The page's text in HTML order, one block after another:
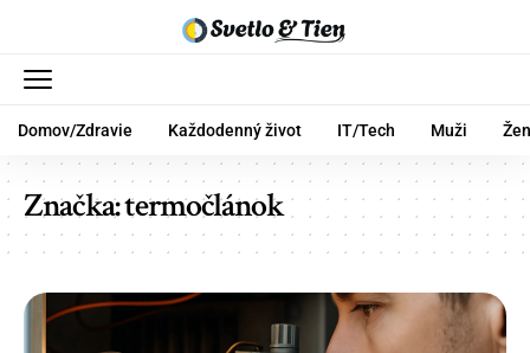
Domov/Zdravie Každodenný život IT/Tech Muži
Značka:termočlánok